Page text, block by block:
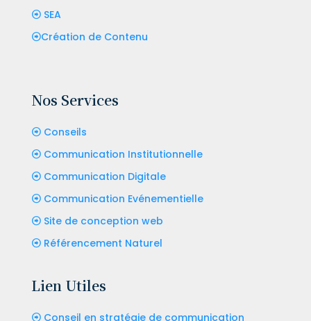
SEA
Création de Contenu
Nos Services
Conseils
Communication Institutionnelle
Communication Digitale
Communication Evénementielle
Site de conception web
Référencement Naturel
Lien Utiles
Conseil en stratégie de communication